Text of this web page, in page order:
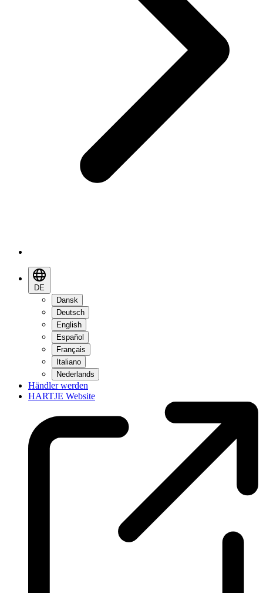
DE
Dansk
Deutsch
English
Español
Français
Italiano
Nederlands
Händler werden
HARTJE Website